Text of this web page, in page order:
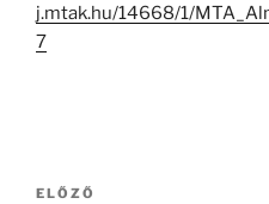
j.mtak.hu/14668/1/
7
Bejegyzés
Korábbi
ELŐZŐ